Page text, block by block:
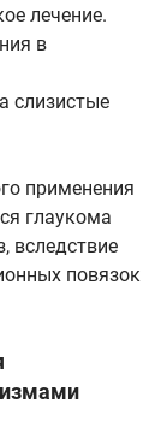
лечение.
в
слизистые
применения
глаукома
вследствие
повязок